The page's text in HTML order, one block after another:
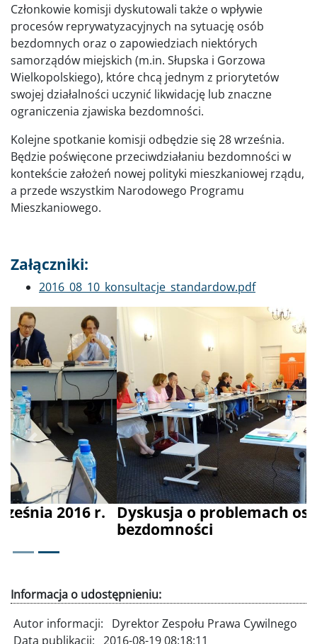
Członkowie komisji dyskutowali także o wpływie
procesów reprywatyzacyjnych na sytuację osób
bezdomnych oraz o zapowiedziach niektórych
samorządów miejskich (m.in. Słupska i Gorzowa
Wielkopolskiego), które chcą jednym z priorytetów
swojej działalności uczynić likwidację lub znaczne
ograniczenia zjawiska bezdomności.
Kolejne spotkanie komisji odbędzie się 28 września.
Będzie poświęcone przeciwdziałaniu bezdomności w
kontekście założeń nowej polityki mieszkaniowej rządu,
a przede wszystkim Narodowego Programu
Mieszkaniowego.
Załączniki:
Dokument
2016_08_10_konsultacje_standardow.pdf
Dyskusja o problemach osób w kryzysie
Poprzednie Dalej
Informacja o udostępnieniu:
Autor informacji:
Dyrektor Zespołu Prawa Cywilnego
Data publikacji:
2016-08-19 08:18:11